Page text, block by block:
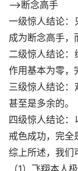
—>断念高手
一级惊人结论：
成为断念高手，
二级惊人结论：
作用基本为零，
三级惊人结论：
甚至是多余的。
四级惊人结论：
戒色成功，完全
综上所述，我们